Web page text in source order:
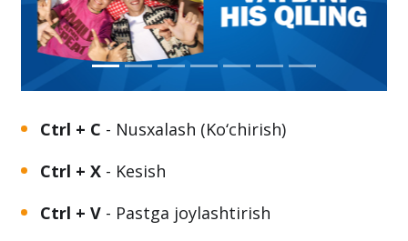
Ctrl + C - Nusxalash (Ko‘chirish)
Ctrl + X - Kesish
Ctrl + V - Pastga joylashtirish